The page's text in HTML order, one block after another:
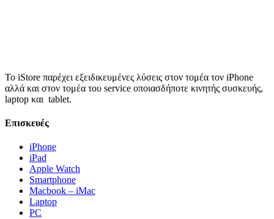
Το iStore παρέχει εξειδικευμένες λύσεις στον τομέα τον iPhone
αλλά και στον τομέα του service οποιασδήποτε κινητής συσκευής,
laptop και tablet.
Επισκευές
iPhone
iPad
Apple Watch
Smartphone
Macbook – iMac
Laptop
PC